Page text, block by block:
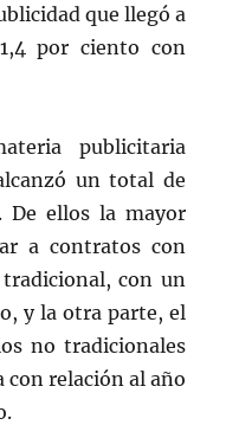
que llegó a
por ciento con
publicitaria
un total de
De ellos la mayor
a contratos con
con un
y la otra parte, el
no tradicionales
relación al año